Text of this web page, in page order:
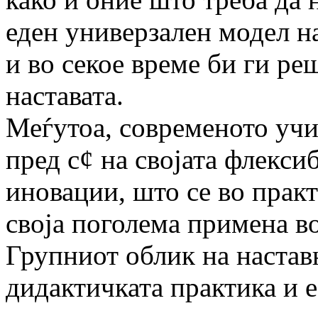
еден универзален модел
и во секое време би ги
наставата.
Меѓутоа, современото
пред с¢ на својата
иновации, што се во
своја поголема примена
Групниот облик на
дидактич­ката практика и